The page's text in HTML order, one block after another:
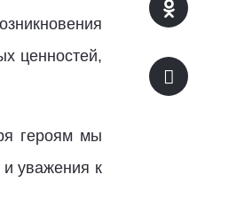
ценностей,
героям мы
уважения к